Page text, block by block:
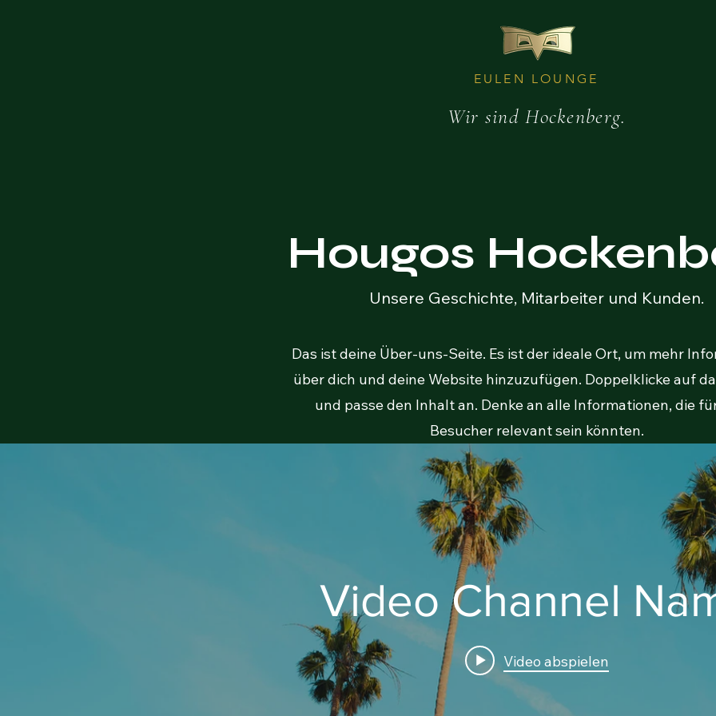
EULEN LOUNGE
Wir sind Hockenberg.
Hougos
Unsere Geschichte, Mitarbeiter und Kunden.
Das ist deine Über-uns-Seite. Es ist der ideale Ort, um mehr
über dich und deine Website hinzuzufügen. Doppelklicke auf
und passe den Inhalt an. Denke an alle Informationen, die
Besucher relevant sein könnten.
Video Channel
Video abspielen